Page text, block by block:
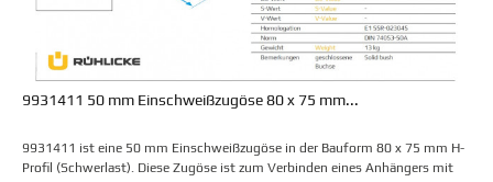
9931411 50 mm Einschweißzugöse 80 x 75 mm...
9931411 ist eine 50 mm Einschweißzugöse in der Bauform 80 x 75 mm H-
Profil (Schwerlast). Diese Zugöse ist zum Verbinden eines Anhängers mit